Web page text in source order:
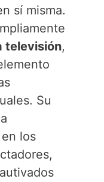
sí misma.
televisión,
Su
los